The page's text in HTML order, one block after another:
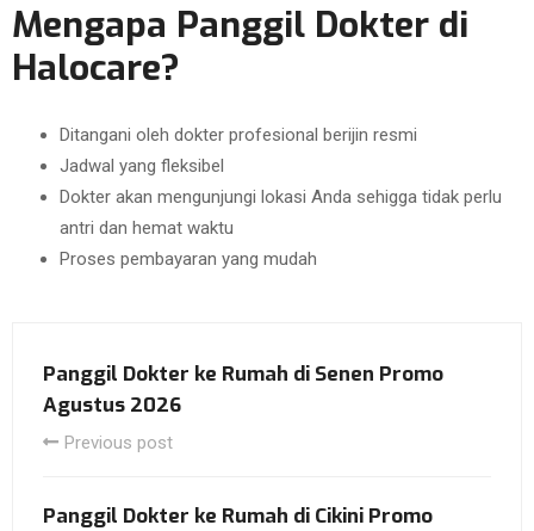
Mengapa Panggil Dokter di
Halocare?
Ditangani oleh dokter profesional berijin resmi
Jadwal yang fleksibel
Dokter akan mengunjungi lokasi Anda sehigga tidak perlu
antri dan hemat waktu
Proses pembayaran yang mudah
Panggil Dokter ke Rumah di Senen Promo
Agustus 2026
Previous post
Panggil Dokter ke Rumah di Cikini Promo